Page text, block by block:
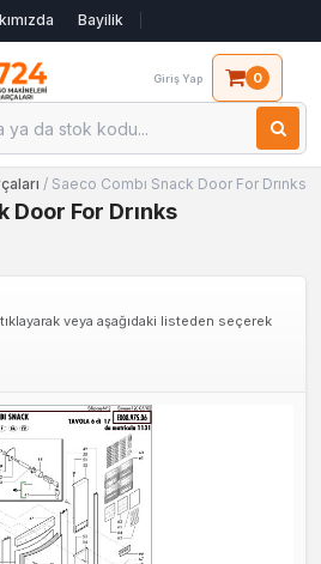
Bayilik
Giriş Yap 0
/ Saeco Combı Snack Door For Drınks
Door For Drınks
veya aşağıdaki listeden seçerek